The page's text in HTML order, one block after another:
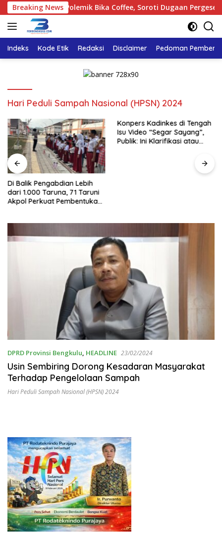
Langsung
ke
konten
Breaking News
Tinjau Polemik Bika Coffee, Soroti Dugaan Pergeseran
Indeks Kode Etik Redaksi Disclaimer Pedoman
Hari Peduli Sampah Nasional (HPSN) 2024
Di Balik Pengabdian Lebih
dari 1.000 Taruna, 71 Taruni
Akpol Perkuat Pembentukan
Konpers Kadinkes di Tengah
Isu Video “Segar Sayang”,
Publik: Ini Klarifikasi atau
DPRD Provinsi Bengkulu, HEADLINE 23/02/2024
Usin Sembiring Dorong Kesadaran Masyarakat
Terhadap Pengelolaan Sampah
Hari Peduli Sampah Nasional (HPSN) 2024